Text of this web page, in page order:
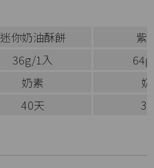
迷你奶油酥餅
紫
36g/1入
奶素
40天